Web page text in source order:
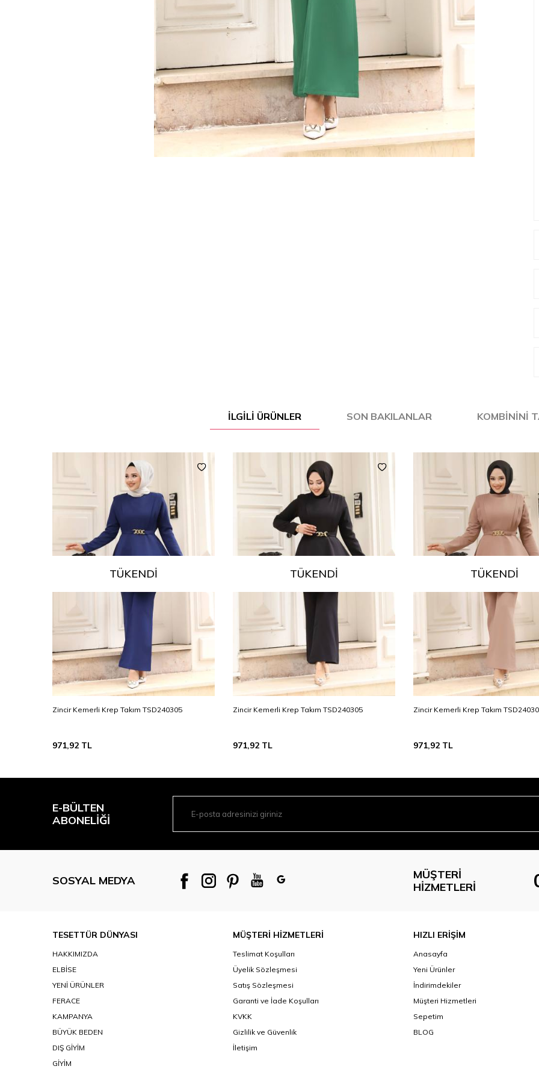
İLGILI ÜRÜNLER SON BAKILANLAR KOMBININI
TÜKENDI
Zincir Kemerli Krep Takım TSD240305
971,92 TL
TÜKENDI
Zincir Kemerli Krep Takım TSD240305
971,92 TL
TÜKENDI
Zincir Kemerli Krep Takım
971,92 TL
E-BÜLTEN
ABONELIĞI
SOSYAL MEDYA
MÜŞTERI
HIZMETLERI
TESETTÜR DÜNYASI
HAKKIMIZDA
ELBİSE
YENİ ÜRÜNLER
FERACE
KAMPANYA
BÜYÜK BEDEN
DIŞ GİYİM
GİYİM
MÜŞTERİ HİZMETLERİ
Teslimat Koşulları
Üyelik Sözleşmesi
Satış Sözleşmesi
Garanti ve İade Koşulları
KVKK
Gizlilik ve Güvenlik
İletişim
HIZLI ERİŞİM
Anasayfa
Yeni Ürünler
İndirimdekiler
Müşteri Hizmetleri
Sepetim
BLOG